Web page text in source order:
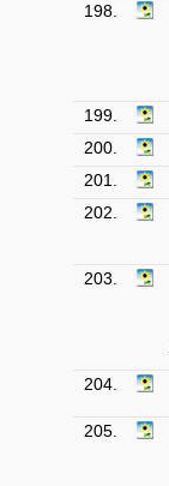
198.
199.
200.
201.
202.
203.
204.
205.